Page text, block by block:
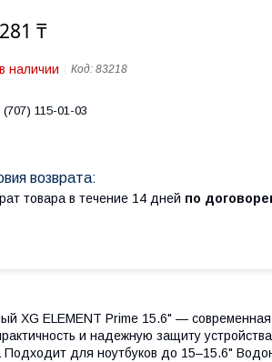
₸
наличии Код: 83218
(707) 115-01-03
товара в течение 14 дней по
XG ELEMENT Prime 15.6" — современная
и надежную защиту
для ноутбуков до 15–15.6"